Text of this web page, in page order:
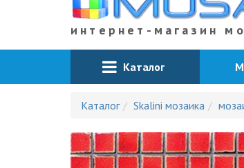
интернет-магазин
Каталог
Каталог Skalini мозаика